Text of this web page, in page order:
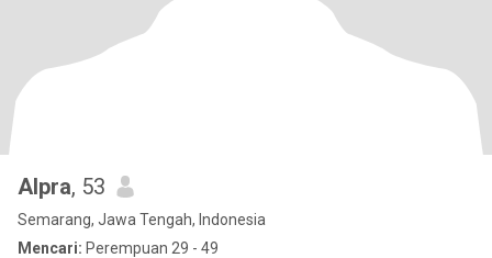
Alpra, 53
Semarang, Jawa Tengah, Indonesia
Mencari: Perempuan 29 - 49